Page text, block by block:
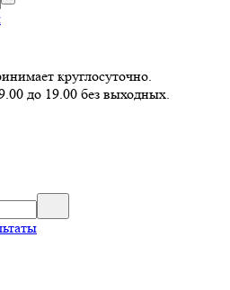
круглосуточно.
до 19.00 без выходных.